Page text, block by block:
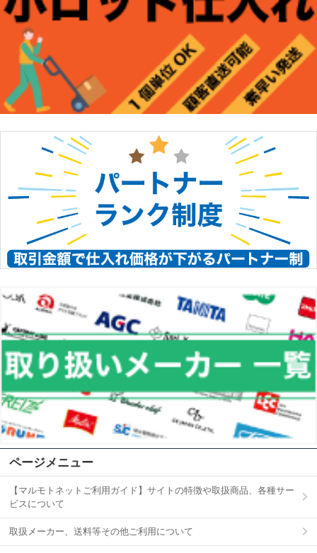
ページメニュー
【マルモトネットご利用ガイド】サイトの特徴や取扱商品、各種サー
ビスについて
取扱メーカー、送料等その他ご利用について